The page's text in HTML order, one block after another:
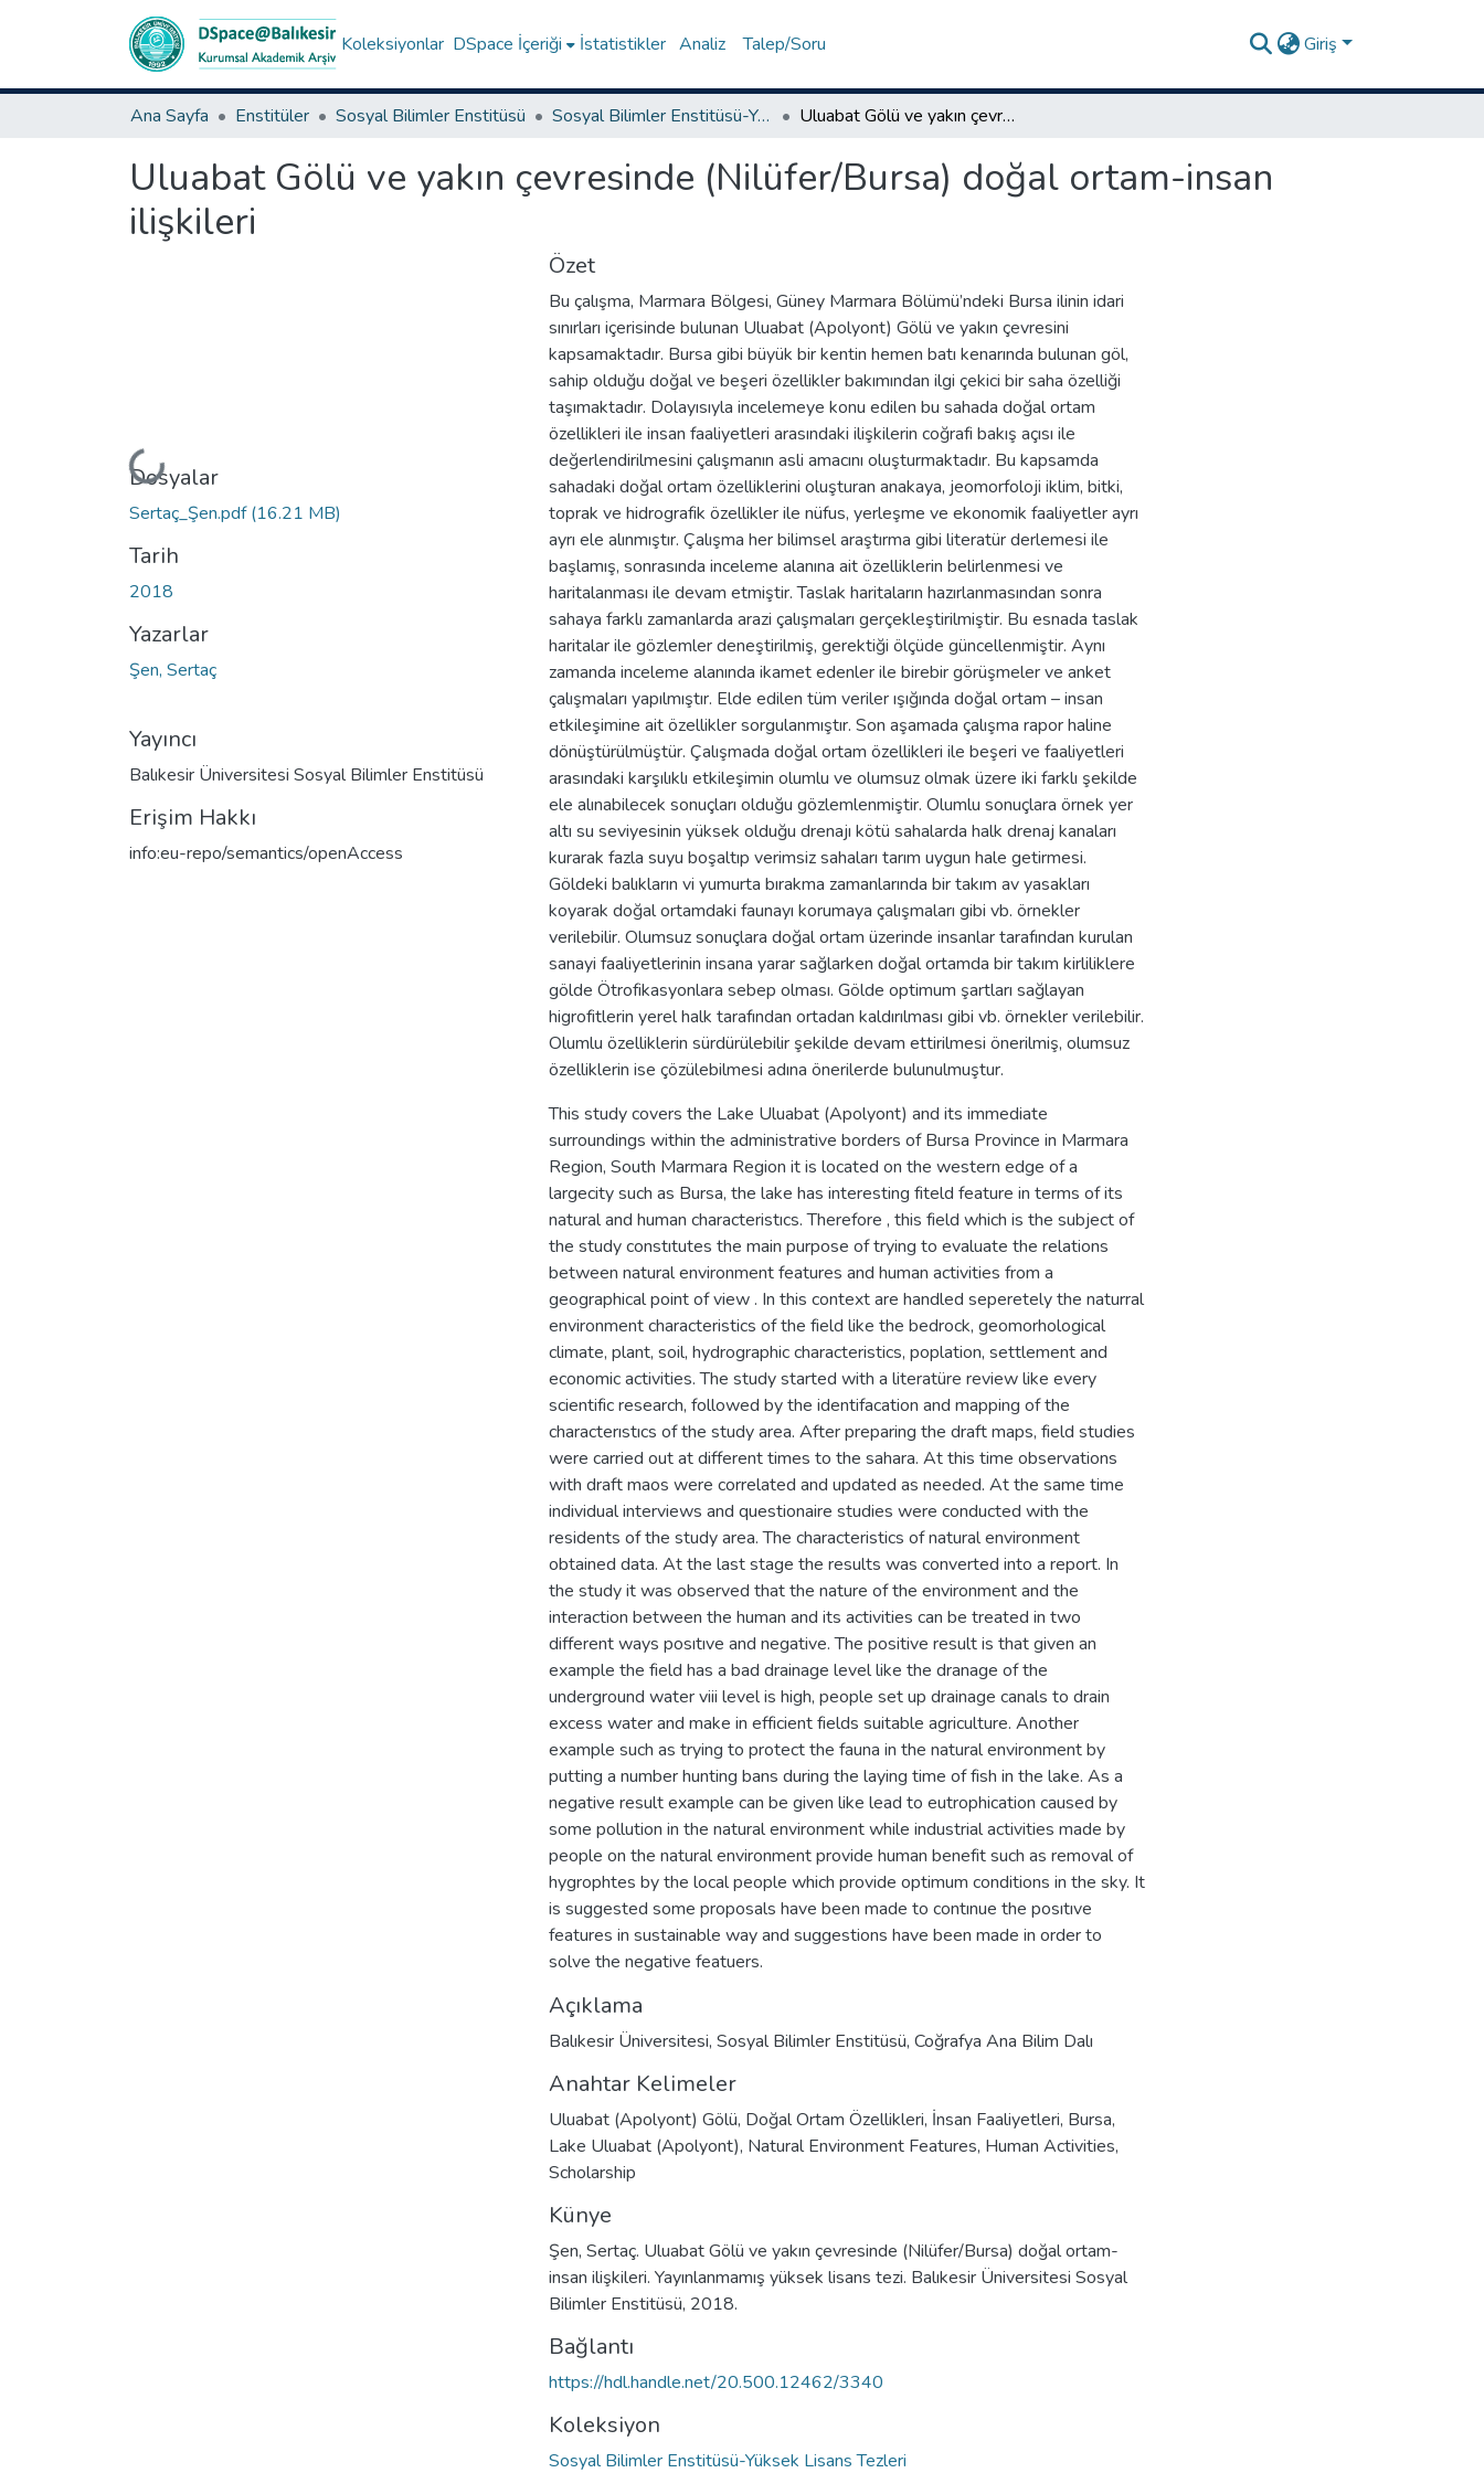
Koleksiyonlar DSpace İçeriği İstatistikler Analiz Talep/Soru Giriş
Ana Sayfa Enstitüler Sosyal Bilimler Enstitüsü Sosyal Bilimler Enstitüsü-Yüksek Lisans Tezleri Uluabat Gölü ve yakın çevresinde (Nilüfer/Bursa) doğal ortam-insan ilişkileri
Uluabat Gölü ve yakın çevresinde (Nilüfer/Bursa) doğal ortam-insan
ilişkileri
Yükleniyor...Dosyalar
Sertaç_Şen.pdf(16.21 MB)
Tarih
2018
Yazarlar
Şen, Sertaç
Yayıncı
Balıkesir Üniversitesi Sosyal Bilimler Enstitüsü
Erişim Hakkı
info:eu-repo/semantics/openAccess
Özet
Bu çalışma, Marmara Bölgesi, Güney Marmara Bölümü’ndeki Bursa ilinin idari
sınırları içerisinde bulunan Uluabat (Apolyont) Gölü ve yakın çevresini
kapsamaktadır. Bursa gibi büyük bir kentin hemen batı kenarında bulunan göl,
sahip olduğu doğal ve beşeri özellikler bakımından ilgi çekici bir saha özelliği
taşımaktadır. Dolayısıyla incelemeye konu edilen bu sahada doğal ortam
özellikleri ile insan faaliyetleri arasındaki ilişkilerin coğrafi bakış açısı ile
değerlendirilmesini çalışmanın asli amacını oluşturmaktadır. Bu kapsamda
sahadaki doğal ortam özelliklerini oluşturan anakaya, jeomorfoloji iklim, bitki,
toprak ve hidrografik özellikler ile nüfus, yerleşme ve ekonomik faaliyetler ayrı
ayrı ele alınmıştır. Çalışma her bilimsel araştırma gibi literatür derlemesi ile
başlamış, sonrasında inceleme alanına ait özelliklerin belirlenmesi ve
haritalanması ile devam etmiştir. Taslak haritaların hazırlanmasından sonra
sahaya farklı zamanlarda arazi çalışmaları gerçekleştirilmiştir. Bu esnada taslak
haritalar ile gözlemler deneştirilmiş, gerektiği ölçüde güncellenmiştir. Aynı
zamanda inceleme alanında ikamet edenler ile birebir görüşmeler ve anket
çalışmaları yapılmıştır. Elde edilen tüm veriler ışığında doğal ortam – insan
etkileşimine ait özellikler sorgulanmıştır. Son aşamada çalışma rapor haline
dönüştürülmüştür. Çalışmada doğal ortam özellikleri ile beşeri ve faaliyetleri
arasındaki karşılıklı etkileşimin olumlu ve olumsuz olmak üzere iki farklı şekilde
ele alınabilecek sonuçları olduğu gözlemlenmiştir. Olumlu sonuçlara örnek yer
altı su seviyesinin yüksek olduğu drenajı kötü sahalarda halk drenaj kanaları
kurarak fazla suyu boşaltıp verimsiz sahaları tarım uygun hale getirmesi.
Göldeki balıkların vi yumurta bırakma zamanlarında bir takım av yasakları
koyarak doğal ortamdaki faunayı korumaya çalışmaları gibi vb. örnekler
verilebilir. Olumsuz sonuçlara doğal ortam üzerinde insanlar tarafından kurulan
sanayi faaliyetlerinin insana yarar sağlarken doğal ortamda bir takım kirliliklere
gölde Ötrofikasyonlara sebep olması. Gölde optimum şartları sağlayan
higrofitlerin yerel halk tarafından ortadan kaldırılması gibi vb. örnekler verilebilir.
Olumlu özelliklerin sürdürülebilir şekilde devam ettirilmesi önerilmiş, olumsuz
özelliklerin ise çözülebilmesi adına önerilerde bulunulmuştur.
This study covers the Lake Uluabat (Apolyont) and its immediate
surroundings within the administrative borders of Bursa Province in Marmara
Region, South Marmara Region it is located on the western edge of a
largecity such as Bursa, the lake has interesting fiteld feature in terms of its
natural and human characteristıcs. Therefore , this field which is the subject of
the study constıtutes the main purpose of trying to evaluate the relations
between natural environment features and human activities from a
geographical point of view . In this context are handled seperetely the naturral
environment characteristics of the field like the bedrock, geomorhological
climate, plant, soil, hydrographic characteristics, poplation, settlement and
economic activities. The study started with a literatüre review like every
scientific research, followed by the identifacation and mapping of the
characterıstıcs of the study area. After preparing the draft maps, field studies
were carried out at different times to the sahara. At this time observations
with draft maos were correlated and updated as needed. At the same time
individual interviews and questionaire studies were conducted with the
residents of the study area. The characteristics of natural environment
obtained data. At the last stage the results was converted into a report. In
the study it was observed that the nature of the environment and the
interaction between the human and its activities can be treated in two
different ways posıtıve and negative. The positive result is that given an
example the field has a bad drainage level like the dranage of the
underground water viii level is high, people set up drainage canals to drain
excess water and make in efficient fields suitable agriculture. Another
example such as trying to protect the fauna in the natural environment by
putting a number hunting bans during the laying time of fish in the lake. As a
negative result example can be given like lead to eutrophication caused by
some pollution in the natural environment while industrial activities made by
people on the natural environment provide human benefit such as removal of
hygrophtes by the local people which provide optimum conditions in the sky. It
is suggested some proposals have been made to contınue the posıtıve
features in sustainable way and suggestions have been made in order to
solve the negative featuers.
Açıklama
Balıkesir Üniversitesi, Sosyal Bilimler Enstitüsü, Coğrafya Ana Bilim Dalı
Anahtar Kelimeler
Uluabat (Apolyont) Gölü, Doğal Ortam Özellikleri, İnsan Faaliyetleri, Bursa,
Lake Uluabat (Apolyont), Natural Environment Features, Human Activities,
Scholarship
Künye
Şen, Sertaç. Uluabat Gölü ve yakın çevresinde (Nilüfer/Bursa) doğal ortam-
insan ilişkileri. Yayınlanmamış yüksek lisans tezi. Balıkesir Üniversitesi Sosyal
Bilimler Enstitüsü, 2018.
Bağlantı
https://hdl.handle.net/20.500.12462/3340
Koleksiyon
Sosyal Bilimler Enstitüsü-Yüksek Lisans Tezleri